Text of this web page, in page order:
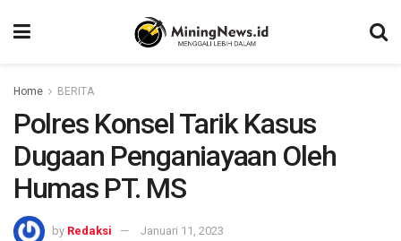
Home BERITA
Polres Konsel Tarik Kasus
Dugaan Penganiayaan Oleh
Humas PT. MS
by Redaksi Januari 11, 2023